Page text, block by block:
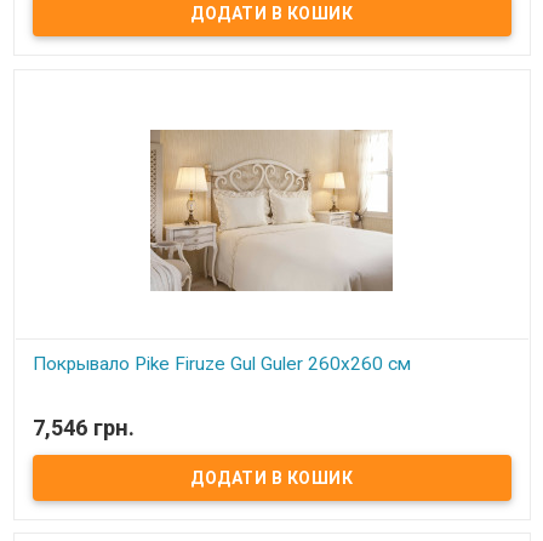
коробка Производитель: Gul Guler (Турция)
Покрывало Pike Firuze Gul Guler 260х260 см
Тонкое покрывало-пике Gul Guler Размер: 260х260 см Наволочки:
50х70 см - 2 шт. Состав: 100% хлопок Упаковка: подарочная
коробка Производитель: Gul Guler (Турция)
7,546 грн.